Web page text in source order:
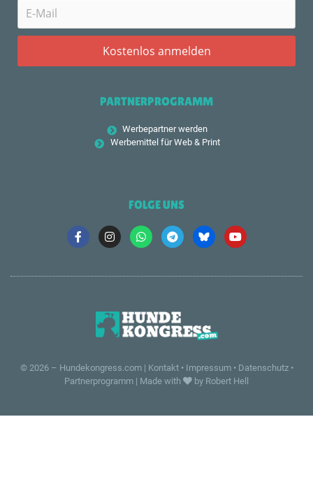
PARTNERPROGRAMM
Werbepartner werden
Werbemittel für Web & Print
FOLGE UNS
© 2026 – Hundekongress.com| Kontakt• Impressum• Datenschutz•
Partnerprogramm | Made with by Robert Hell